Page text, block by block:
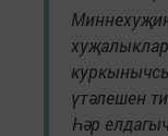
үтәлешен
Һәр